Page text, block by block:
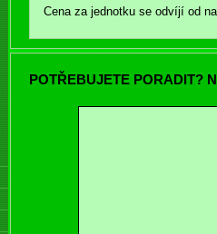
Cena za jednotku se odvíjí od
POTŘEBUJETE PORADIT?